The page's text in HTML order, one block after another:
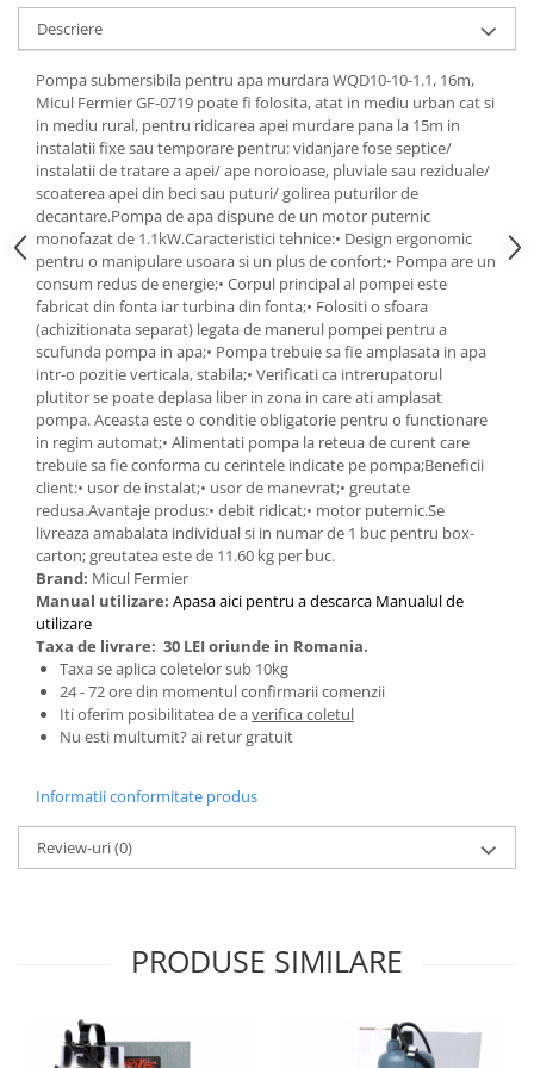
Teascuri
Zdrobitoare electrice
Zdrobitoare electrice & manuale
Zdrobitoare manuale
Masini de cusut si accesorii
Articole antidaunatori gradina
Sere si solarii
Suflante si aspiratoare exterior
Unelte altoit
Unelte manuale de gradina -
Stropitori
Folie si plase pt plante
Masini de maturat manuale
Masini batut stalpi
Kituri de siguranta si supravietuire
Kit-uri siguranta auto
Kit-uri Supravietuire si Accesorii
Camping
Curatenie si menaj
Accesorii ingrijire casa
Accesorii maturi, mopuri si galeti
Aparate de calcat
Aspiratoare electrice
Cutii depozitare diverse
Cutii depozitare medicamente
Cutii pentru chei
Dulapuri si rafturi de depozitare
Maturi, mopuri si galeti
Organizatoare imbracaminte si
incaltaminte
Perii de curatare
Perii si aparate scame
Stergatoare geam
Umerase pentru haine si suporturi
Uscatoare si standere haine
Bucatarie si electrocasnice
Masini de carnati si accesorii
Espressoare si cafetiere
Accesorii si consumabile masini de
tocat carne
Autocolant de bucatarie
Friteuze
Ridicare greutati
Accesorii pentru macarale
Macarale electrice
Macarale manuale
Aparate si instrumente de masurat
Rulete
Telemetre, nivele, sublere
Masini de polisat
Rindele electrice
Pistoale electrice aer cald si vopsit
Pistoale electrice aer cald
Pistoale electrice de vopsit
Echipamente de protectie
Cizme, bocanci, pantofi si galosi
Manusi si palmare
Ochelari si casti de protectie
Statii si pistoale de lipit
Statii si pistoale de lipit
Accesorii, consumabile, piese
Accesorii
Acumulatori si incarcatoare scule
electrice
Strung
Scule de mana
Accesorii masini de taiat placi
Carabine, vartejuri, belciuge
Clesti si truse de sertizare
Foarfeci constructii
Descriere
Pompa submersibila pentru apa murdara WQD10-10-1.1, 16m,
Micul Fermier GF-0719 poate fi folosita, atat in mediu urban cat si
in mediu rural, pentru ridicarea apei murdare pana la 15m in
instalatii fixe sau temporare pentru: vidanjare fose septice/
instalatii de tratare a apei/ ape noroioase, pluviale sau reziduale/
scoaterea apei din beci sau puturi/ golirea puturilor de
decantare.Pompa de apa dispune de un motor puternic
monofazat de 1.1kW.Caracteristici tehnice:• Design ergonomic
pentru o manipulare usoara si un plus de confort;• Pompa are un
consum redus de energie;• Corpul principal al pompei este
fabricat din fonta iar turbina din fonta;• Folositi o sfoara
(achizitionata separat) legata de manerul pompei pentru a
scufunda pompa in apa;• Pompa trebuie sa fie amplasata in apa
intr-o pozitie verticala, stabila;• Verificati ca intrerupatorul
plutitor se poate deplasa liber in zona in care ati amplasat
pompa. Aceasta este o conditie obligatorie pentru o functionare
in regim automat;• Alimentati pompa la reteua de curent care
trebuie sa fie conforma cu cerintele indicate pe pompa;Beneficii
client:• usor de instalat;• usor de manevrat;• greutate
redusa.Avantaje produs:• debit ridicat;• motor puternic.Se
livreaza amabalata individual si in numar de 1 buc pentru box-
carton; greutatea este de 11.60 kg per buc.
Brand: Micul Fermier
Manual utilizare: Apasa aici pentru a descarca Manualul de
utilizare
Taxa de livrare: 30 LEI oriunde in Romania.
Taxa se aplica coletelor sub 10kg
24 - 72 ore din momentul confirmarii comenzii
Iti oferim posibilitatea de averifica coletul
Nu esti multumit? ai retur gratuit
Informatii conformitate produs
Review-uri(0)
PRODUSE SIMILARE